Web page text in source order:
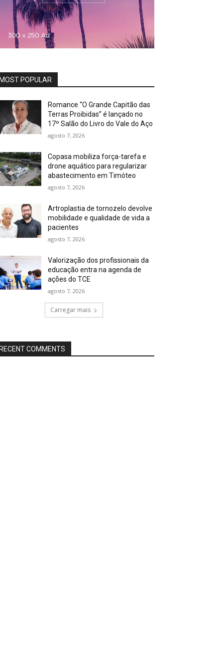
POPULAR
Romance “O Grande Capitão das
Terras Proibidas” é lançado no
17º Salão do Livro do Vale do Aço
agosto 7, 2026
Copasa mobiliza força-tarefa e
drone aquático para regularizar
abastecimento em Timóteo
agosto 7, 2026
Artroplastia de tornozelo devolve
mobilidade e qualidade de vida a
pacientes
agosto 7, 2026
Valorização dos profissionais da
educação entra na agenda de
ações do TCE
agosto 7, 2026
Carregar mais
COMMENTS